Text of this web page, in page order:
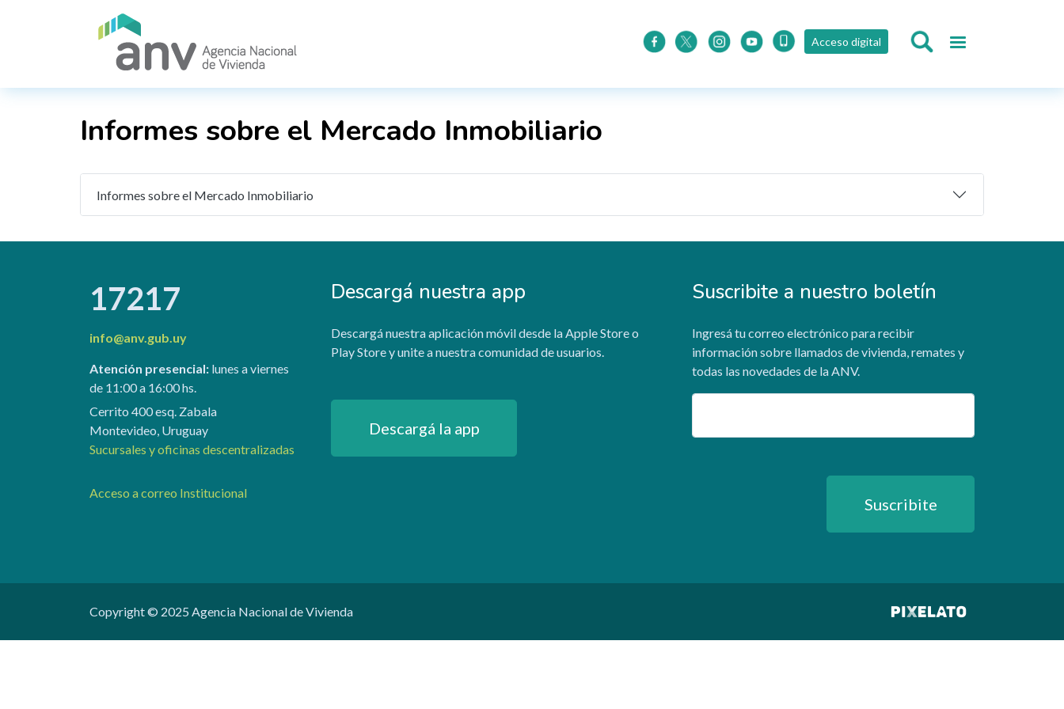
Acceso digital
Informes sobre el Mercado Inmobiliario
Informes sobre el Mercado Inmobiliario
17217
info@anv.gub.uy
Atención presencial:lunes a viernes
de 11:00 a 16:00 hs.
Cerrito 400 esq. Zabala
Montevideo, Uruguay
Sucursales y oficinas descentralizadas
Acceso a correo Institucional
Descargá nuestra app
Descargá nuestra aplicación móvil desde la Apple Store o
Play Store y unite a nuestra comunidad de usuarios.
Descargá la app
Suscribite a nuestro boletín
Ingresá tu correo electrónico para recibir
información sobre llamados de vivienda, remates y
todas las novedades de la ANV.
Email
Suscribite
Copyright © 2025 Agencia Nacional de Vivienda